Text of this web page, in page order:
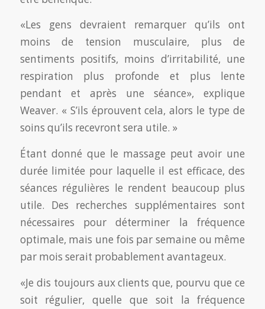
«Les gens devraient remarquer qu’ils ont
moins de tension musculaire, plus de
sentiments positifs, moins d’irritabilité, une
respiration plus profonde et plus lente
pendant et après une séance», explique
Weaver. « S’ils éprouvent cela, alors le type de
soins qu’ils recevront sera utile. »
Étant donné que le massage peut avoir une
durée limitée pour laquelle il est efficace, des
séances régulières le rendent beaucoup plus
utile. Des recherches supplémentaires sont
nécessaires pour déterminer la fréquence
optimale, mais une fois par semaine ou même
par mois serait probablement avantageux.
«Je dis toujours aux clients que, pourvu que ce
soit régulier, quelle que soit la fréquence